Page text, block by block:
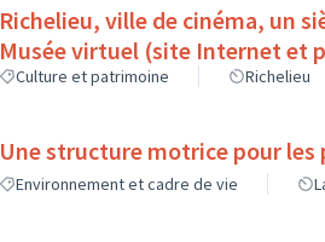
Richelieu, ville de cinéma, un
Musée virtuel (site Internet et
Culture et patrimoine Richelieu
Une structure motrice pour les
Environnement et cadre de vie